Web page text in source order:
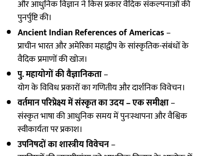
और आधुनिक विज्ञान ने किस प्रकार वैदिक संकल्पनाओं की
पुनर्पुष्टि की।
Ancient Indian References of Americas–
प्राचीन भारत और अमेरिका महाद्वीप के सांस्कृतिक-संबंधों के
वैदिक प्रमाणों की खोज।
पु. महायोगों की वैज्ञानिकता–
योग के विविध प्रकारों का गणितीय और दार्शनिक विवेचन।
वर्तमान परिप्रेक्ष्य में संस्कृत का उदय – एक समीक्षा–
संस्कृत भाषा की आधुनिक समय में पुनःस्थापना और वैश्विक
स्वीकार्यता पर प्रकाश।
उपनिषदों का शास्त्रीय विवेचन–